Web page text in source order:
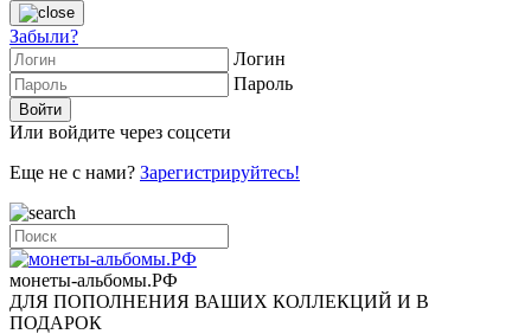
Забыли?
Логин
Пароль
Или войдите через соцсети
Еще не с нами? Зарегистрируйтесь!
монеты-альбомы.РФ
ДЛЯ ПОПОЛНЕНИЯ ВАШИХ КОЛЛЕКЦИЙ И В
ПОДАРОК